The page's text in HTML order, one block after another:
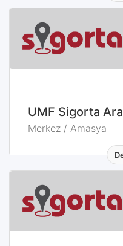
UMF Sigorta
Merkez / Amasya